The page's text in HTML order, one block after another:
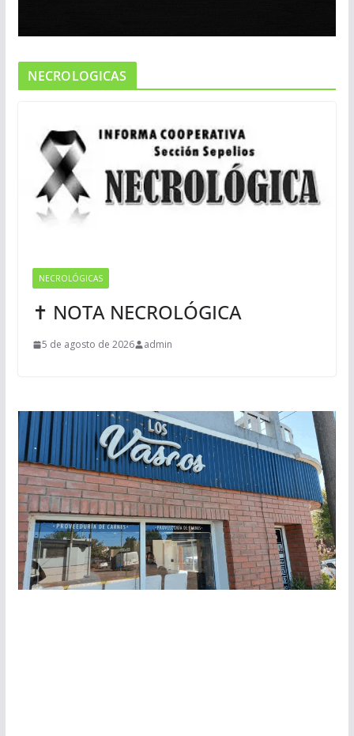
NECROLOGICAS
NECROLÓGICAS
✝ NOTA NECROLÓGICA
5 de agosto de 2026 admin